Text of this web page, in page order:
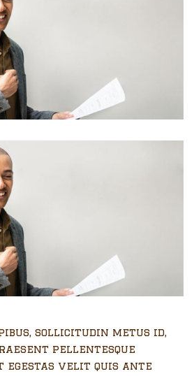
sollicitudin metus id,
pellentesque
egestas velit quis ante